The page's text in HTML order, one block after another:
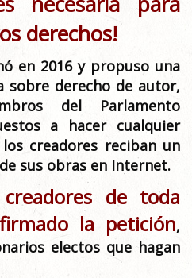
derechos!
en 2016 y propuso una
sobre derecho de autor,
del Parlamento
a hacer cualquier
creadores reciban un
sus obras en Internet.
de toda
la petición,
electos que hagan